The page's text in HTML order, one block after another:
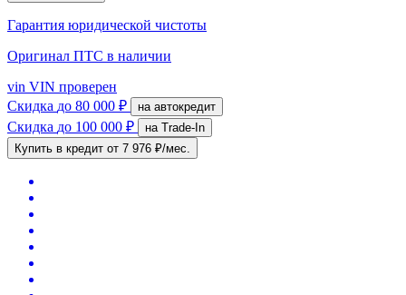
Гарантия юридической чистоты
Оригинал ПТС в наличии
vin VIN проверен
Скидка до 80 000 ₽ на автокредит
Скидка до 100 000 ₽
на Trade-In
Купить в кредит от 7 976 ₽/мес.